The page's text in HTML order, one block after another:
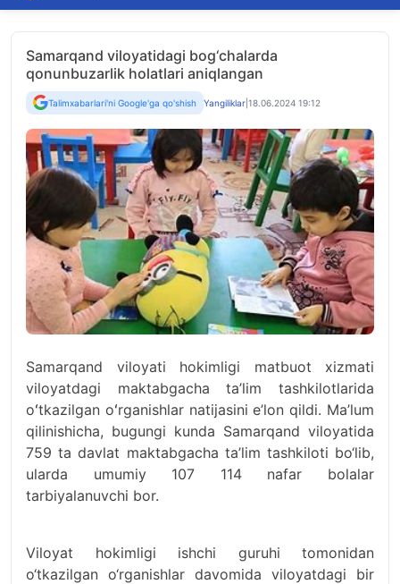
content
Samarqand viloyatidagi bog‘chalarda
qonunbuzarlik holatlari aniqlangan
Talimxabarlari'ni Google'ga qo'shish Yangiliklar 18.06.2024 19:12
Samarqand viloyati hokimligi matbuot xizmati
viloyatdagi maktabgacha ta’lim tashkilotlarida
oʻtkazilgan oʻrganishlar natijasini e’lon qildi. Ma’lum
qilinishicha, bugungi kunda Samarqand viloyatida
759 ta davlat maktabgacha ta’lim tashkiloti bo‘lib,
ularda umumiy 107 114 nafar bolalar
tarbiyalanuvchi bor.
Viloyat hokimligi ishchi guruhi tomonidan
o‘tkazilgan o‘rganishlar davomida viloyatdagi bir